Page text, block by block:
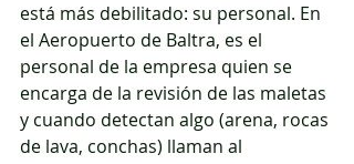
está más debilitado: su personal. En
el Aeropuerto de Baltra, es el
personal de la empresa quien se
encarga de la revisión de las maletas
y cuando detectan algo (arena, rocas
de lava, conchas) llaman al